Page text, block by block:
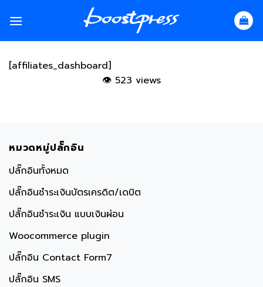
[affiliates_dashboard]
👁 523 views
หมวดหมู่ปลั๊กอิน
ปลั๊กอินทั้งหมด
ปลั๊กอินชำระเงินบัตรเครดิต/เดบิต
ปลั๊กอินชำระเงิน แบบเงินผ่อน
Woocommerce plugin
ปลั๊กอิน Contact Form7
ปลั๊กอิน SMS